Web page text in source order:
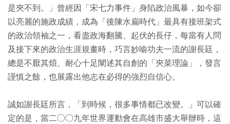
是夾不到。」曾經因「宋七力事件」身陷政治風暴，如今卻
以亮麗的施政成績，成為「後陳水扁時代」最具有接班架式
的政治領袖之一，看盡政海翻騰、起伏的長仔，每當有人問
及接下來的政治生涯規畫時，巧言妙喻功夫一流的謝長廷，
總是不厭其煩、耐心十足闡述其自創的「夾菜理論」，發言
謹慎之餘，也展露出他志在必得的強烈自信心。
誠如謝長廷所言，「到時候，很多事情都已改變。」可以確
定的是，當二○○九年世界運動會在高雄市盛大舉辦時，這